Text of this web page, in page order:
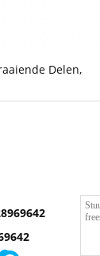
Delen,